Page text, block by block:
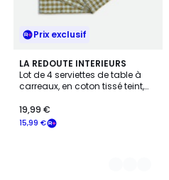
Prix exclusif
LA REDOUTE INTERIEURS
Lot de 4 serviettes de table à
carreaux, en coton tissé teint,
15,99 €
19,99 €
2
Couleurs